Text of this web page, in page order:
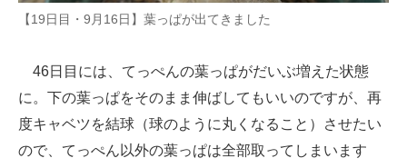
【19日目・9月16日】葉っぱが出てきました
46日目には、てっぺんの葉っぱがだいぶ増えた状態
に。下の葉っぱをそのまま伸ばしてもいいのですが、再
度キャベツを結球（球のように丸くなること）させたい
ので、てっぺん以外の葉っぱは全部取ってしまいます